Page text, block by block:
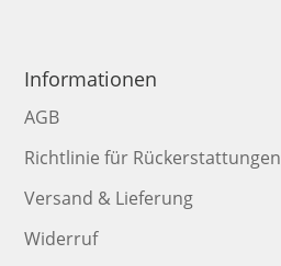
Informationen
AGB
Richtlinie für Rückerstattungen
Versand & Lieferung
Widerruf